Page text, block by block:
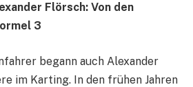
Flörsch: Von den
3
begann auch Alexander
im Karting. In den frühen Jahren